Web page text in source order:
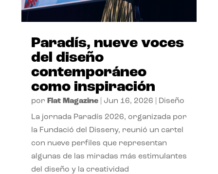
Paradís, nueve voces
del diseño
contemporáneo
como inspiración
por Flat Magazine| Jun 16, 2026 Diseño
La jornada Paradís 2026, organizada por
la Fundació del Disseny, reunió un cartel
con nueve perfiles que representan
algunas de las miradas más estimulantes
del diseño y la creatividad